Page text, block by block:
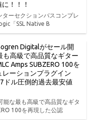
！！！
ターセクションバスコンプレ
「SSL Native B
Digitalがセール開
高級で高品質なギター
Amps SUBZERO 100を
ーションプラグイン
ドル圧倒的過去最安値
な最も高級で高品質なギタ
100を再現した公認